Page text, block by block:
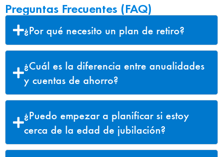
Preguntas Frecuentes (FAQ)
¿Por qué necesito un plan de retiro?
¿Cuál es la diferencia entre anualidades
y cuentas de ahorro?
¿Puedo empezar a planificar si estoy
cerca de la edad de jubilación?